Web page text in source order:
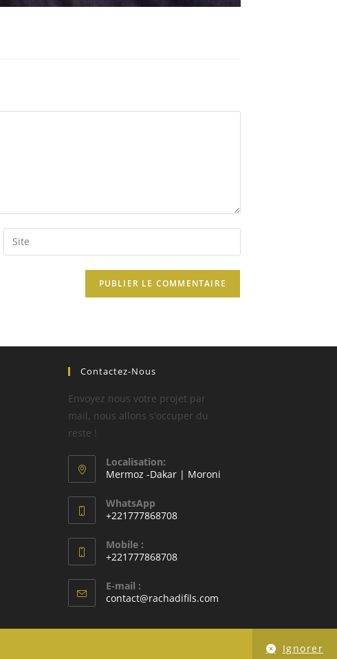
Ignorer
Contactez-Nous
Envoyez nous votre projet par
mail, nous allons s'occuper du
reste !
Localisation:
Mermoz -Dakar | Moroni
WhatsApp
+221777868708
Mobile :
+221777868708
E-mail :
contact@rachadifils.com